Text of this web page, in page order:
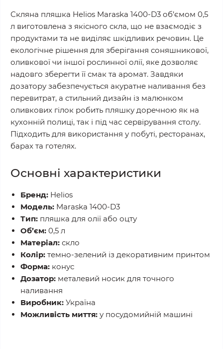
Скляна пляшка Helios Maraska 1400-D3 об’ємом 0,5
л виготовлена з якісного скла, що не взаємодіє з
продуктами та не виділяє шкідливих речовин. Це
екологічне рішення для зберігання соняшникової,
оливкової чи іншої рослинної олії, яке дозволяє
надовго зберегти її смак та аромат. Завдяки
дозатору забезпечується акуратне наливання без
перевитрат, а стильний дизайн із малюнком
оливкових гілок робить пляшку доречною як на
кухонній полиці, так і під час сервірування столу.
Підходить для використання у побуті, ресторанах,
барах та готелях.
Основні характеристики
Бренд: Helios
Модель: Maraska 1400-D3
Тип: пляшка для олії або оцту
Об’єм: 0,5 л
Матеріал: скло
Колір: темно-зелений із декоративним принтом
Форма: конус
Дозатор: металевий носик для точного
наливання
Виробник: Україна
Можливість миття: у посудомийній машині